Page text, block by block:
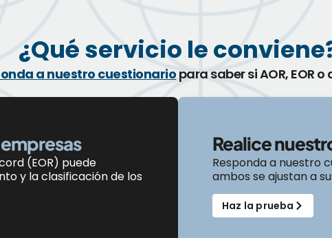
¿Qué servicio le
a nuestro cuestionario para saber si AOR, EOR
(EOR) puede
y la clasificaciónde los
Realice
Responda a nuestro
ambos se ajustan a
Haz la prueba